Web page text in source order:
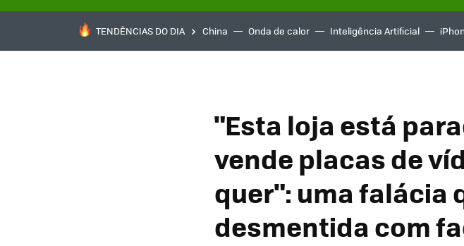
TENDÊNCIAS DO DIA China Onda de calor Inteligência Artificial
"Esta loja está
vende placas de
quer": uma falácia
desmentida com